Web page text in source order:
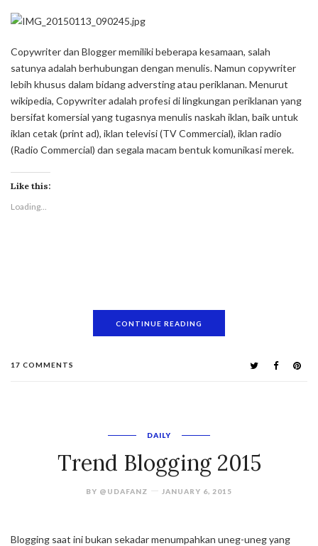
Copywriter dan Blogger memiliki beberapa kesamaan, salah
satunya adalah berhubungan dengan menulis. Namun copywriter
lebih khusus dalam bidang adversting atau periklanan. Menurut
wikipedia, Copywriter adalah profesi di lingkungan periklanan yang
bersifat komersial yang tugasnya menulis naskah iklan, baik untuk
iklan cetak (print ad), iklan televisi (TV Commercial), iklan radio
(Radio Commercial) dan segala macam bentuk komunikasi merek.
Like this:
Loading...
CONTINUE READING
17 COMMENTS
DAILY
Trend Blogging 2015
BY @UDAFANZ JANUARY 6, 2015
Blogging saat ini bukan sekadar menumpahkan uneg-uneg yang